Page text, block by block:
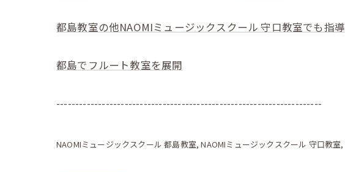
都島教室の他NAOMIミュージックスクール 守口教室でも指導
都島でフルート教室を展開
----------------------------------------------------------------------
NAOMIミュージックスクール 都島教室 NAOMIミュージックスクール 守口教室